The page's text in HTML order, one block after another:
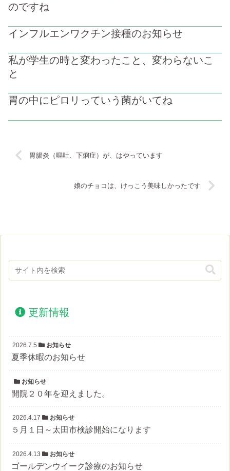
のですね
インフルエンワクチン接種のお知らせ
私が学生の時と変わったこと、変わらないこ
と
胃の中にピロリっていう菌がいてね
胃腸炎（嘔吐、下痢症）が、はやっています
娘のチョコは、けっこう美味しかったです
更新情報
2026.7.5 お知らせ
夏季休暇のお知らせ
お知らせ
開院２０年を迎えました。
2026.4.17 お知らせ
５月１日～太田市検診開始になります
2026.4.13 お知らせ
ゴールデンウイーク診療のお知らせ